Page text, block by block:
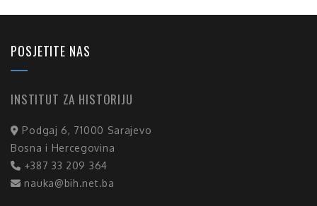
POSJETITE NAS
INSTITUT ZA HISTORIJU
Podgaj 6, 71000 Sarajevo
Bosna i Hercegovina
+387 33 209 364
nauka@bih.net.ba